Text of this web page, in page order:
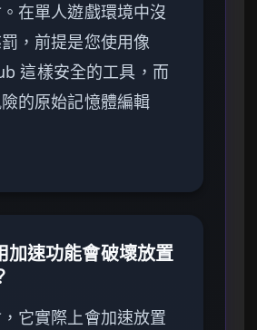
在單人遊戲環境中沒
，前提是您使用像
這樣安全的工具，而
的原始記憶體編輯
加速功能會破壞放置
它實際上會加速放置